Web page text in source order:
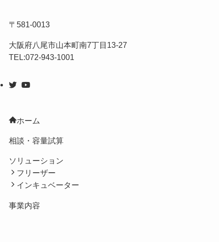
〒581-0013
大阪府八尾市山本町南7丁目13-27
TEL:072-943-1001
ホーム
相談・容量試算
ソリューション
フリーザー
インキュベーター
事業内容